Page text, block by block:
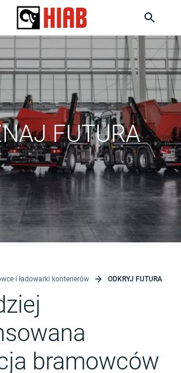
FUTURA
i ładowarki kontenerów ODKRYJ FUTURA
bramowców